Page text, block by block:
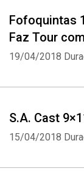
Fofoquintas
Faz Tour
19/04/2018
S.A. Cast
15/04/2018